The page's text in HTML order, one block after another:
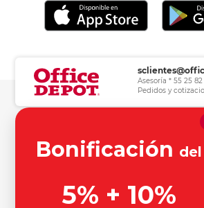
Asesoría * 55 25 82
Pedidos y
Herramientas de consulta
Bonificación del
5% + 10%